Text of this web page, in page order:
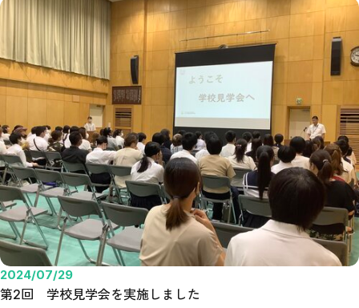
2024/07/29
第2回 学校見学会を実施しました